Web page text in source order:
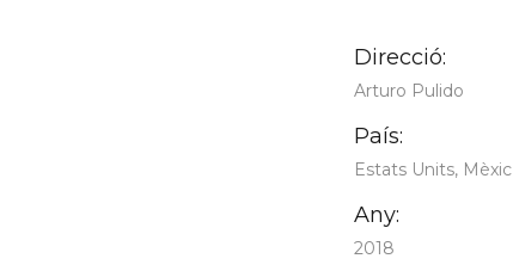
Direcció:
Arturo Pulido
País:
Estats Units, Mèxic
Any:
2018